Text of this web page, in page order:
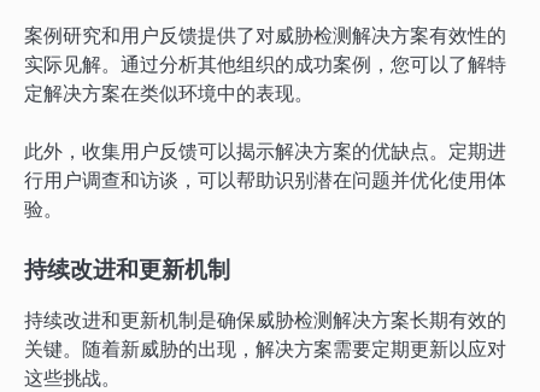
案例研究和用户反馈提供了对威胁检测解决方案有效性的
实际见解。通过分析其他组织的成功案例，您可以了解特
定解决方案在类似环境中的表现。
此外，收集用户反馈可以揭示解决方案的优缺点。定期进
行用户调查和访谈，可以帮助识别潜在问题并优化使用体
验。
持续改进和更新机制
持续改进和更新机制是确保威胁检测解决方案长期有效的
关键。随着新威胁的出现，解决方案需要定期更新以应对
这些挑战。